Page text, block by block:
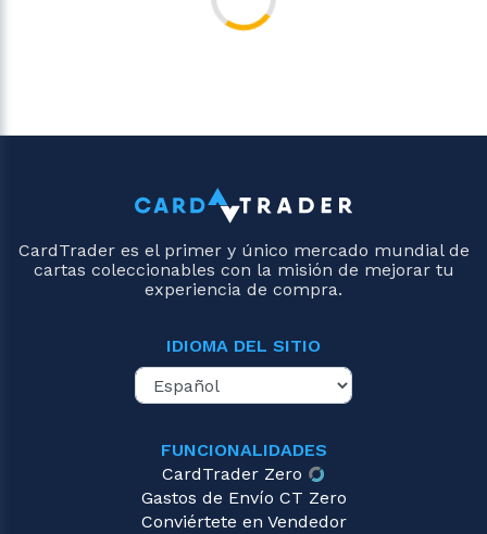
CardTrader es el primer y único mercado mundial de
cartas coleccionables con la misión de mejorar tu
experiencia de compra.
IDIOMA DEL SITIO
FUNCIONALIDADES
CardTrader Zero
Gastos de Envío CT Zero
Conviértete en Vendedor